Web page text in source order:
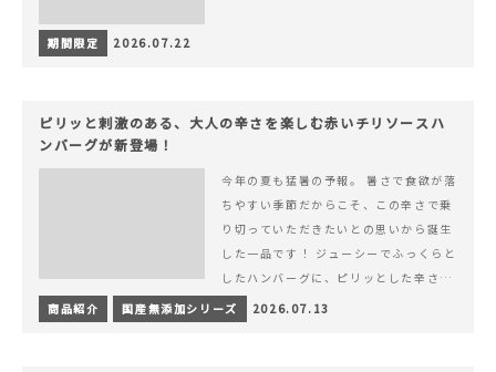
期間限定 2026.07.22
ピリッと刺激のある、大人の辛さを楽しむ赤いチリソースハ
ンバーグが新登場！
今年の夏も猛暑の予報。 暑さで食欲が落
ちやすい季節だからこそ、この辛さで乗
り切っていただきたいとの思いから誕生
した一品です！ ジューシーでふっくらと
したハンバーグに、ピリッとした辛さと
コク深い旨みが楽しめる特製チリソース
&hellip; 続きを読む ピリッと刺激のあ
商品紹介 国産無添加シリーズ 2026.07.13